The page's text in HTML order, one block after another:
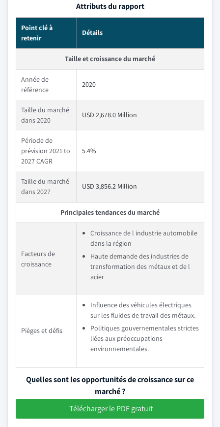
Attributs du rapport
Point clé à
retenir
Détails
Taille et croissance du marché
Année de
référence
2020
Taille du marché
dans 2020
USD 2,678.0 Million
Période de
prévision 2021 to
2027 CAGR
5.4%
Taille du marché
dans 2027
USD 3,856.2 Million
Principales tendances du marché
Facteurs de
croissance
Croissance de l industrie automobile
dans la région
Haute demande des industries de
transformation des métaux et de l
acier
Pièges et défis
Influence des véhicules électriques
sur les fluides de travail des métaux.
Politiques gouvernementales strictes
liées aux préoccupations
environnementales.
Quelles sont les opportunités de croissance sur ce
marché ?
Télécharger le PDF gratuit